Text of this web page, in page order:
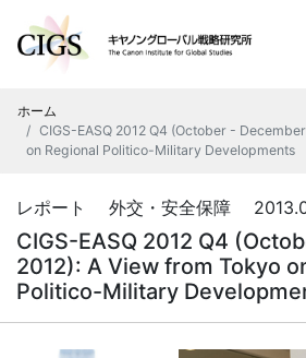
ホーム
CIGS-EASQ 2012 Q4 (October -
on Regional Politico-Military Developments
レポート 外交・安全保障
CIGS-EASQ 2012 Q4
2012): A View from Tokyo
Politico-Military